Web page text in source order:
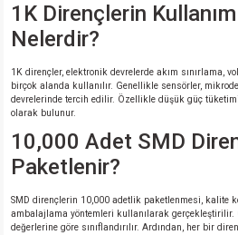
1K Dirençlerin
Nelerdir?
1K dirençler, elektronik devrelerde akım sınırlama,
birçok alanda kullanılır. Genellikle sensörler,
devrelerinde tercih edilir. Özellikle düşük güç
olarak bulunur.
10,000 Adet SMD
Paketlenir?
SMD dirençlerin 10,000 adetlik paketlenmesi, kalite
ambalajlama yöntemleri kullanılarak gerçekleştirilir.
değerlerine göre sınıflandırılır. Ardından, her bir